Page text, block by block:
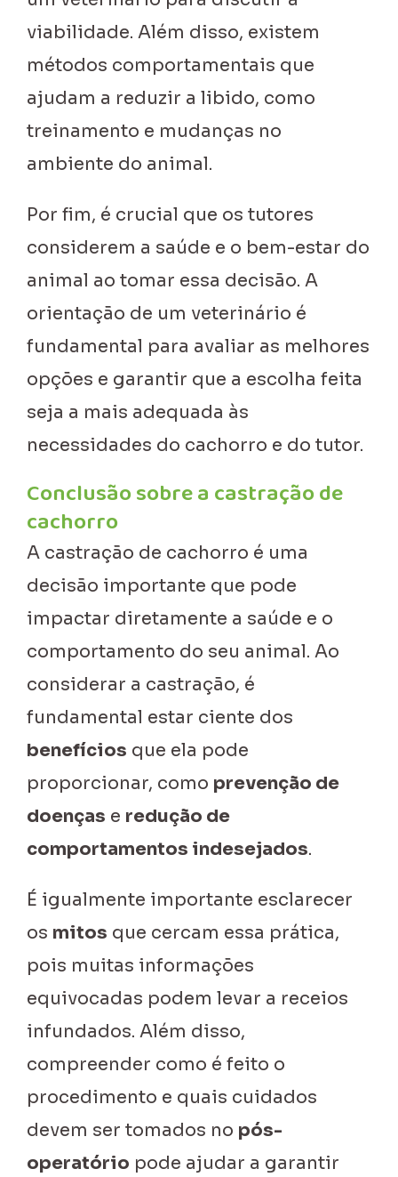
viabilidade. Além disso, existem
métodos comportamentais que
ajudam a reduzir a libido, como
treinamento e mudanças no
ambiente do animal.
Por fim, é crucial que os tutores
considerem a saúde e o bem-estar do
animal ao tomar essa decisão. A
orientação de um veterinário é
fundamental para avaliar as melhores
opções e garantir que a escolha feita
seja a mais adequada às
necessidades do cachorro e do tutor.
Conclusão sobre a castração de
cachorro
A castração de cachorro é uma
decisão importante que pode
impactar diretamente a saúde e o
comportamento do seu animal. Ao
considerar a castração, é
fundamental estar ciente dos
benefícios que ela pode
proporcionar, como prevenção de
doenças e redução de
comportamentos indesejados.
É igualmente importante esclarecer
os mitos que cercam essa prática,
pois muitas informações
equivocadas podem levar a receios
infundados. Além disso,
compreender como é feito o
procedimento e quais cuidados
devem ser tomados no pós-
operatório pode ajudar a garantir